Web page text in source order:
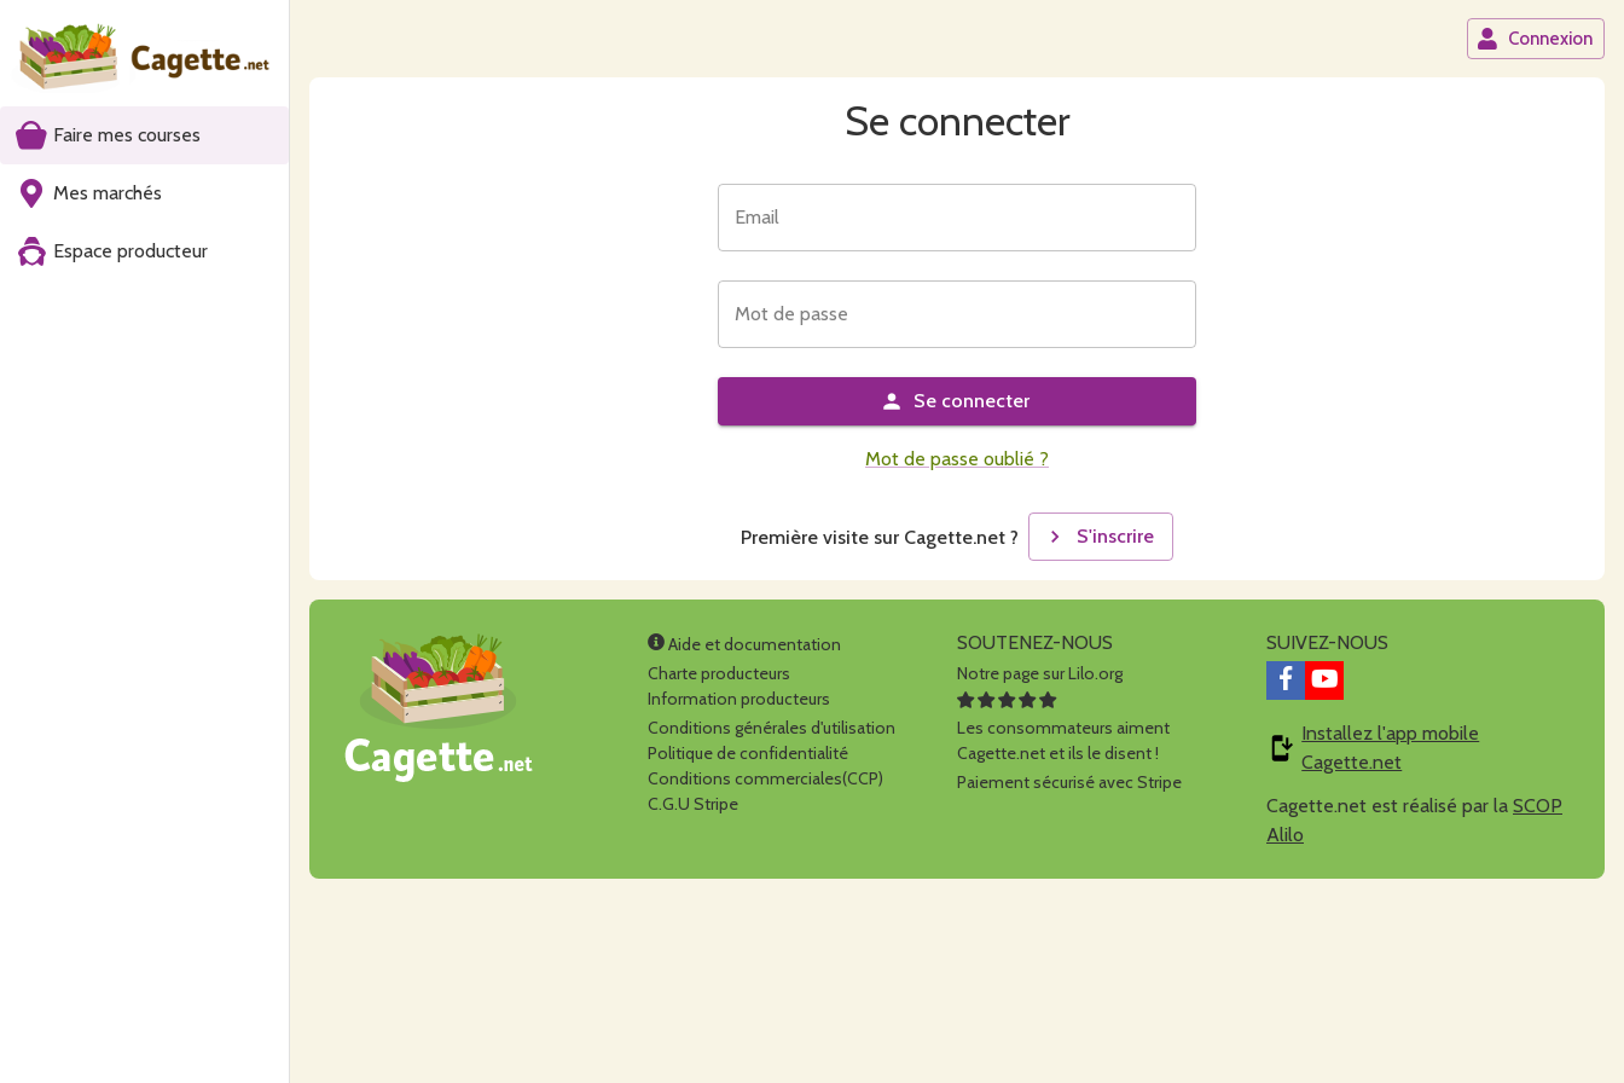
Faire mes courses
Mes marchés
Espace producteur
Connexion
Se connecter
Email
Mot de passe
Se connecter
Mot de passe oublié ?
Première visite sur Cagette.net ? S'inscrire
Aide et documentation
Charte producteurs
Information producteurs
Conditions générales d'utilisation
Politique de confidentialité
Conditions commerciales(CCP)
C.G.U Stripe
SOUTENEZ-NOUS
Notre page sur Lilo.org
Les consommateurs aiment
Cagette.net et ils le disent !
Paiement sécurisé avec Stripe
SUIVEZ-NOUS
Installez l'app mobile
Cagette.net
Cagette.net est réalisé par la SCOP
Alilo